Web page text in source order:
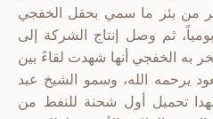
الخير من بئر ما سمي بحقل الخفجي
6,000 برميل يومياً، ثم وصل إنتاج الشركة إلى
تفخر به الخفجي أنها شهدت لقاءً بين
يرحمه الله، وسمو الشيخ عبد
تحميل أول شحنة للنفط من